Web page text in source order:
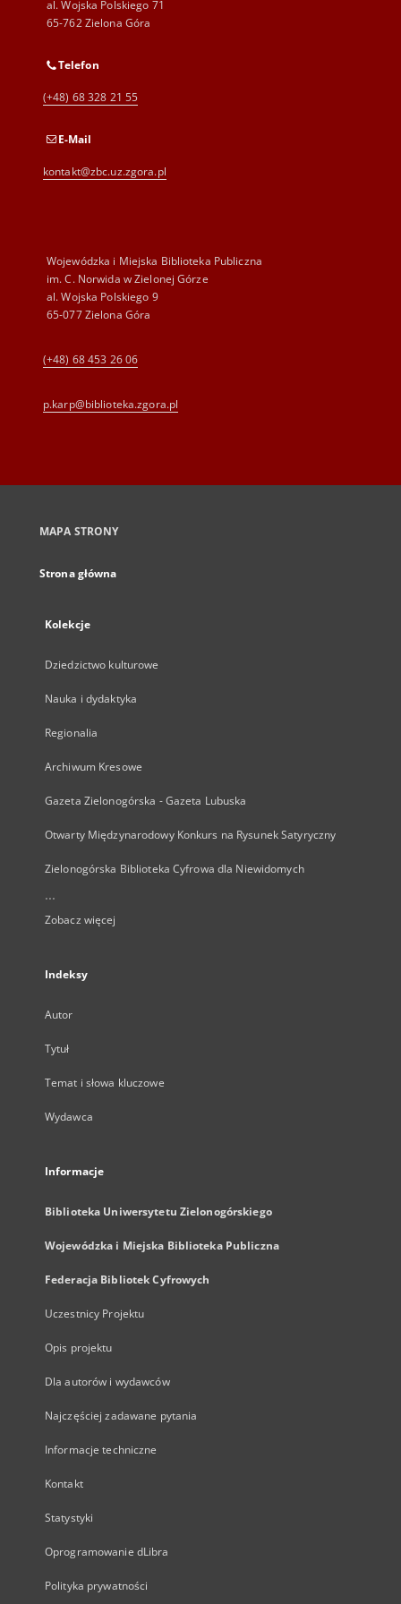
al. Wojska Polskiego 71
65-762 Zielona Góra
Telefon
(+48) 68 328 21 55
E-Mail
kontakt@zbc.uz.zgora.pl
Wojewódzka i Miejska Biblioteka Publiczna
im. C. Norwida w Zielonej Górze
al. Wojska Polskiego 9
65-077 Zielona Góra
(+48) 68 453 26 06
p.karp@biblioteka.zgora.pl
MAPA STRONY
Strona główna
Kolekcje
Dziedzictwo kulturowe
Nauka i dydaktyka
Regionalia
Archiwum Kresowe
Gazeta Zielonogórska - Gazeta Lubuska
Otwarty Międzynarodowy Konkurs na Rysunek Satyryczny
Zielonogórska Biblioteka Cyfrowa dla Niewidomych
...
Zobacz więcej
Indeksy
Autor
Tytuł
Temat i słowa kluczowe
Wydawca
Informacje
Biblioteka Uniwersytetu Zielonogórskiego
Wojewódzka i Miejska Biblioteka Publiczna
Federacja Bibliotek Cyfrowych
Uczestnicy Projektu
Opis projektu
Dla autorów i wydawców
Najczęściej zadawane pytania
Informacje techniczne
Kontakt
Statystyki
Oprogramowanie dLibra
Polityka prywatności